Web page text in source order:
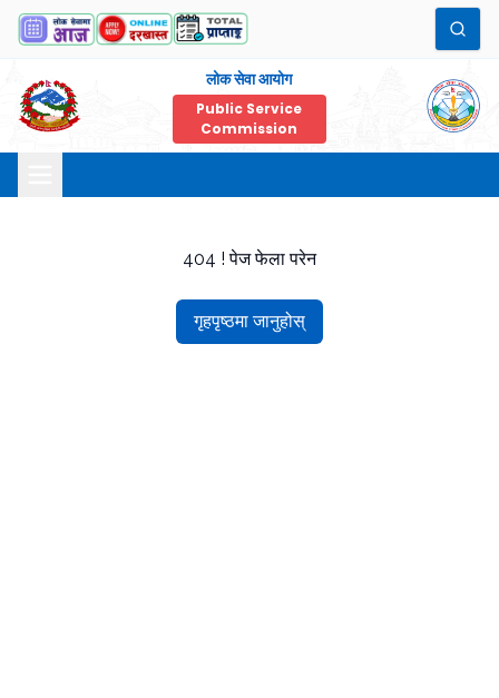
लोक सेवा आयोग
Public Service
Commission
404 ! पेज फेला परेन
गृहपृष्ठमा जानुहोस्